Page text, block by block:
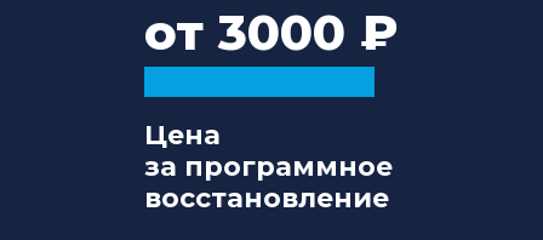
от 3000
Цена
за программное
восстановление